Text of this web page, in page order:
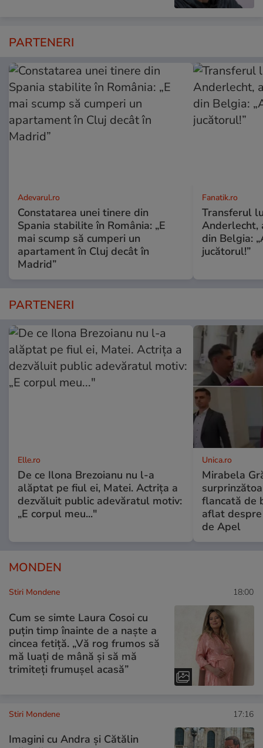
PARTENERI
Adevarul.ro
Constatarea unei tinere din
Spania stabilite în România: „E
mai scump să cumperi un
apartament în Cluj decât în
Madrid”
Fanatik.ro
Transferul
Anderlecht,
din Belgia:
jucătorul!”
PARTENERI
Elle.ro
De ce Ilona Brezoianu nu l-a
alăptat pe fiul ei, Matei. Actrița a
dezvăluit public adevăratul motiv:
„E corpul meu..."
Unica.ro
Mirabela
flancată de
aflat
de Apel
MONDEN
Stiri Mondene 18:00
Cum se simte Laura Cosoi cu
puțin timp înainte de a naște a
cincea fetiță. „Vă rog frumos să
mă luați de mână și să mă
trimiteți frumușel acasă”
Stiri Mondene 17:16
Imagini cu Andra și Cătălin